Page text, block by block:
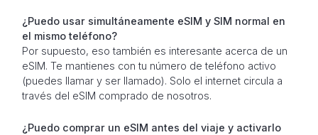
¿Puedo usar simultáneamente eSIM y SIM normal en
el mismo teléfono?
Por supuesto, eso también es interesante acerca de un
eSIM. Te mantienes con tu número de teléfono activo
(puedes llamar y ser llamado). Solo el internet circula a
través del eSIM comprado de nosotros.
¿Puedo comprar un eSIM antes del viaje y activarlo